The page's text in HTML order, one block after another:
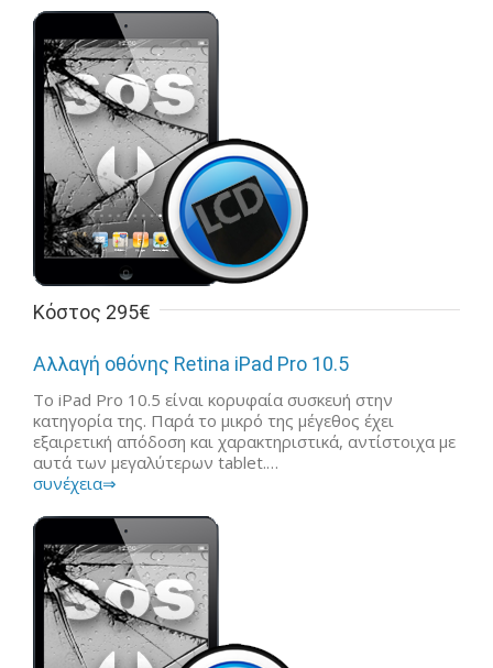
Κόστος 295€
Αλλαγή οθόνης Retina iPad Pro 10.5
Το iPad Pro 10.5 είναι κορυφαία συσκευή στην
κατηγορία της. Παρά το μικρό της μέγεθος έχει
εξαιρετική απόδοση και χαρακτηριστικά, αντίστοιχα με
αυτά των μεγαλύτερων tablet.…
συνέχεια⇒